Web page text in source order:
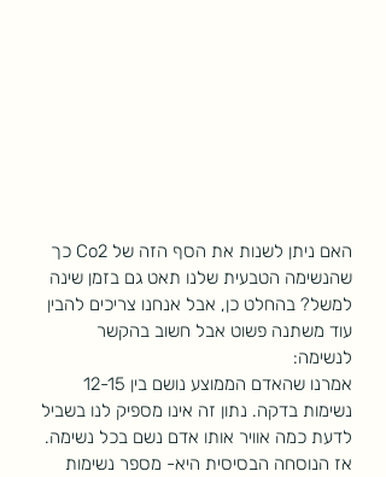
האם ניתן לשנות את הסף הזה של Co2 כך
שהנשימה הטבעית שלנו תאט גם בזמן שינה
למשל? בהחלט כן, אבל אנחנו צריכים להבין
עוד משתנה פשוט אבל חשוב בהקשר
לנשימה:
נשימות בדקה. נתון זה אינו מספיק לנו בשביל
לדעת כמה אוויר אותו אדם נשם בכל נשימה.
אז הנוסחה הבסיסית היא- מספר נשימות